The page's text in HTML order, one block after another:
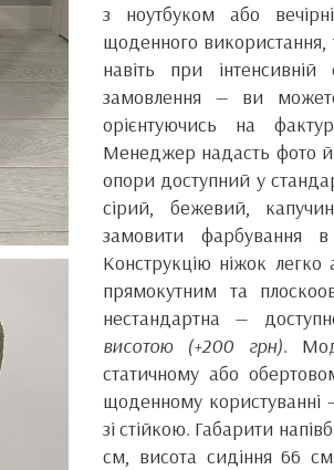
з ноутбуком або
щоденного
навіть при інтенсивній
замовлення — ви
орієнтуючись на
Менеджер надасть фото й
опори доступний у
сірий, бежевий,
замовити фарбування
Конструкцію ніжок
прямокутним та
нестандартна —
висотою (+200 грн).
статичному або
щоденному користуванні
зі стійкою. Габарити
см, висота сидіння 66